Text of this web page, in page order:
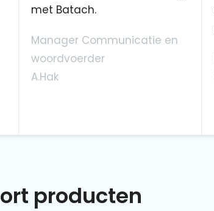
met Batach.
Manager Communicatie en
woordvoerder
A.Hak
producten